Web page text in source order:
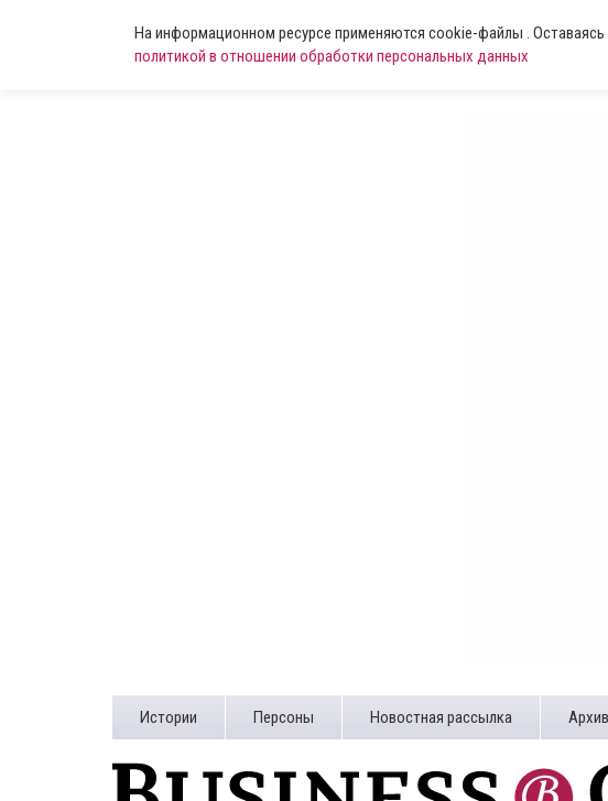
На информационном ресурсе применяются cookie-файлы . Оставаясь
политикой в отношении обработки персональных данных
Истории Персоны Новостная рассылка